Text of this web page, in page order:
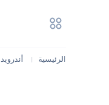
الرئيسية أندرويد